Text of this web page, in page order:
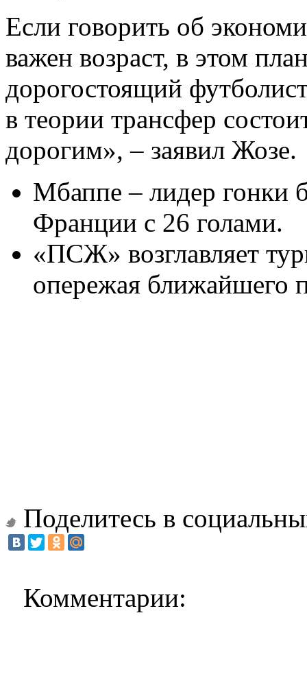
Если говорить об
важен возраст, в этом
дорогостоящий
в теории трансфер
дорогим», – заявил Жозе.
Мбаппе – лидер гонки
Франции с 26 голами.
«ПСЖ» возглавляет
опережая ближайшего
Поделитесь в
Комментарии: